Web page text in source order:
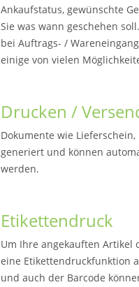
Ankaufstatus, gewünschte
Sie was wann geschehen
bei Auftrags- /
einige von vielen
Drucken /
Dokumente wie
generiert und können
werden.
Etikettendruck
Um Ihre angekauften
eine Etikettendruckfunktion
und auch der Barcode